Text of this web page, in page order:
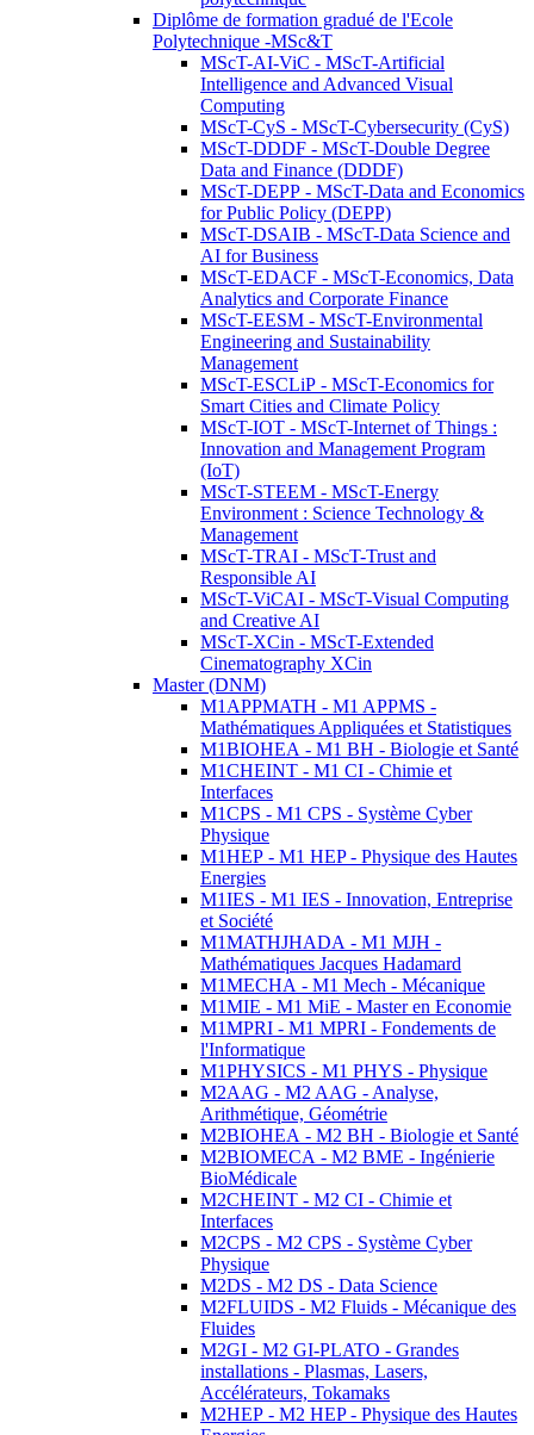
Diplôme de formation gradué de l'Ecole
Polytechnique -MSc&T
MScT-AI-ViC - MScT-Artificial
Intelligence and Advanced Visual
Computing
MScT-CyS - MScT-Cybersecurity (CyS)
MScT-DDDF - MScT-Double Degree
Data and Finance (DDDF)
MScT-DEPP - MScT-Data and Economics
for Public Policy (DEPP)
MScT-DSAIB - MScT-Data Science and
AI for Business
MScT-EDACF - MScT-Economics, Data
Analytics and Corporate Finance
MScT-EESM - MScT-Environmental
Engineering and Sustainability
Management
MScT-ESCLiP - MScT-Economics for
Smart Cities and Climate Policy
MScT-IOT - MScT-Internet of Things :
Innovation and Management Program
(IoT)
MScT-STEEM - MScT-Energy
Environment : Science Technology &
Management
MScT-TRAI - MScT-Trust and
Responsible AI
MScT-ViCAI - MScT-Visual Computing
and Creative AI
MScT-XCin - MScT-Extended
Cinematography XCin
Master (DNM)
M1APPMATH - M1 APPMS -
Mathématiques Appliquées et Statistiques
M1BIOHEA - M1 BH - Biologie et Santé
M1CHEINT - M1 CI - Chimie et
Interfaces
M1CPS - M1 CPS - Système Cyber
Physique
M1HEP - M1 HEP - Physique des Hautes
Energies
M1IES - M1 IES - Innovation, Entreprise
et Société
M1MATHJHADA - M1 MJH -
Mathématiques Jacques Hadamard
M1MECHA - M1 Mech - Mécanique
M1MIE - M1 MiE - Master en Economie
M1MPRI - M1 MPRI - Fondements de
l'Informatique
M1PHYSICS - M1 PHYS - Physique
M2AAG - M2 AAG - Analyse,
Arithmétique, Géométrie
M2BIOHEA - M2 BH - Biologie et Santé
M2BIOMECA - M2 BME - Ingénierie
BioMédicale
M2CHEINT - M2 CI - Chimie et
Interfaces
M2CPS - M2 CPS - Système Cyber
Physique
M2DS - M2 DS - Data Science
M2FLUIDS - M2 Fluids - Mécanique des
Fluides
M2GI - M2 GI-PLATO - Grandes
installations - Plasmas, Lasers,
Accélérateurs, Tokamaks
M2HEP - M2 HEP - Physique des Hautes